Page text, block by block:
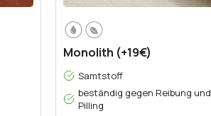
Monolith (+19€)
Samtstoff
beständig gegen Reibung und
Pilling